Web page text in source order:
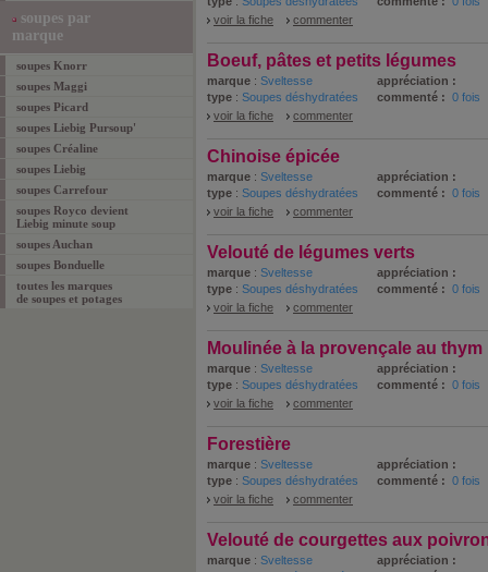
soupes par
marque
soupes Knorr
soupes Maggi
soupes Picard
soupes Liebig Pursoup'
soupes Créaline
soupes Liebig
soupes Carrefour
soupes Royco devient
Liebig minute soup
soupes Auchan
soupes Bonduelle
toutes les marques
de soupes et potages
voir la fiche
commenter
Boeuf, pâtes et petits légumes
marque : Sveltesse
appréciation :
type : Soupes déshydratées commenté : 0 fois
voir la fiche
commenter
Chinoise épicée
marque : Sveltesse
appréciation :
type : Soupes déshydratées commenté : 0 fois
voir la fiche
commenter
Velouté de légumes verts
marque : Sveltesse
appréciation :
type : Soupes déshydratées commenté : 0 fois
voir la fiche
commenter
Moulinée à la provençale au thym
marque : Sveltesse
appréciation :
type : Soupes déshydratées commenté : 0 fois
voir la fiche
commenter
Forestière
marque : Sveltesse
appréciation :
type : Soupes déshydratées commenté : 0 fois
voir la fiche
commenter
Velouté de courgettes aux
marque : Sveltesse
appréciation :